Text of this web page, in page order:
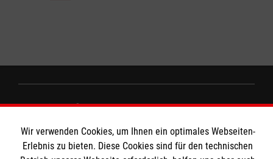
Wir Malteser
Spenden und Helfen
Wir verwenden Cookies, um Ihnen ein optimales Webseiten-
Erlebnis zu bieten. Diese Cookies sind für den technischen